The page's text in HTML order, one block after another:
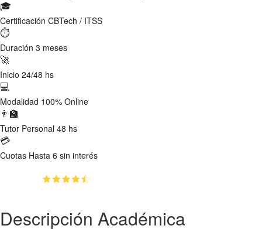
🎓
Certificación CBTech / ITSS
⏱
Duración 3 meses
🚀
Inicio 24/48 hs
💻
Modalidad 100% Online
👨‍🏫
Tutor Personal 48 hs
💳
Cuotas Hasta 6 sin interés
Descripción Académica